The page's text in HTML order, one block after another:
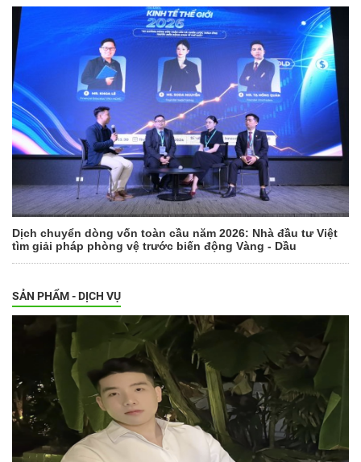
Dịch chuyển dòng vốn toàn cầu năm 2026: Nhà đầu tư Việt
tìm giải pháp phòng vệ trước biến động Vàng - Dầu
SẢN PHẨM - DỊCH VỤ